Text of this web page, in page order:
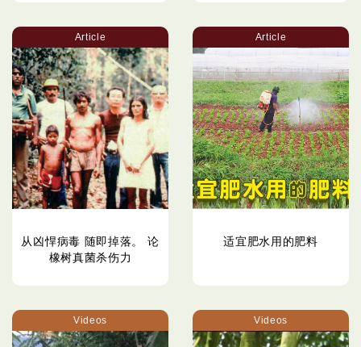
Article
从凶悍病毒 随即掉落。 论
橡树真菌杀伤力
Article
适宜肥水用的肥料
Videos Videos